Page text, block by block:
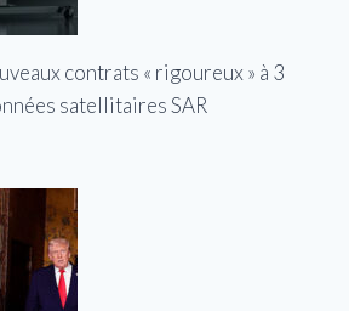
contrats « rigoureux » à 3
satellitaires SAR